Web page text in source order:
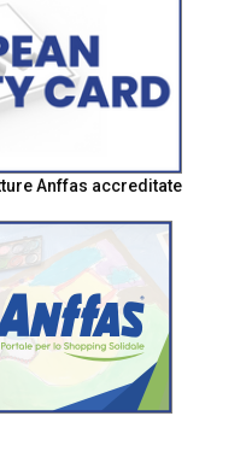
Anffas accreditate